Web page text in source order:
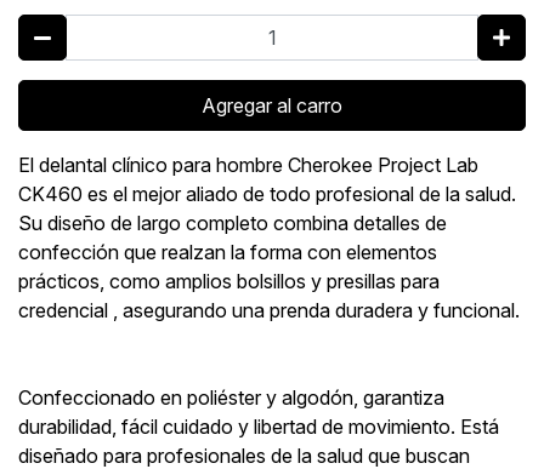
Agregar al carro
El delantal clínico para hombre Cherokee Project Lab
CK460 es el mejor aliado de todo profesional de la salud.
Su diseño de largo completo combina detalles de
confección que realzan la forma con elementos
prácticos, como amplios bolsillos y presillas para
credencial , asegurando una prenda duradera y funcional.
Confeccionado en poliéster y algodón, garantiza
durabilidad, fácil cuidado y libertad de movimiento. Está
diseñado para profesionales de la salud que buscan